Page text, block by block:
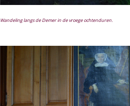
Wandeling langs de Demer in de vroege ochtenduren.